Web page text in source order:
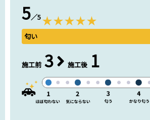
5／5
匂い
施工前 3 施工後 1